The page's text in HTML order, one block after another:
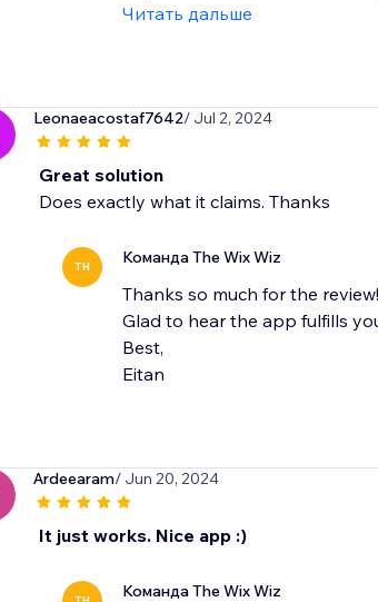
Читать дальше
Leonaeacostaf7642/ Jul 2, 2024
Great solution
Does exactly what it claims. Thanks
TH Команда The Wix Wiz
Thanks so much for the review!
Glad to hear the app fulfills
Best,
Eitan
Ardeearam/ Jun 20, 2024
It just works. Nice app :)
Команда The Wix Wiz